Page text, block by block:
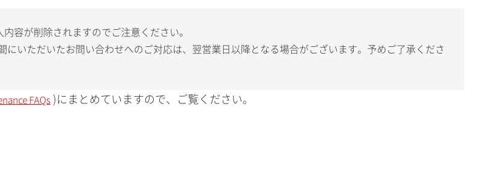
容が削除されますのでご注意ください。
にいただいたお問い合わせへのご対応は、翌営業日以降となる場合がございます。予めご了承くださ
FAQs )にまとめていますので、ご覧ください。